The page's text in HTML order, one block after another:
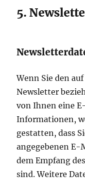
5.
Wenn Sie den
Newsletter
von Ihnen eine
Informationen,
gestatten, dass
angegebenen E-
dem Empfang
sind. Weitere